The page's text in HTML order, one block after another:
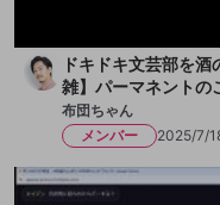
ドキドキ文芸部を
雑】パーマネントの
布団ちゃん
メンバー
2025/7/